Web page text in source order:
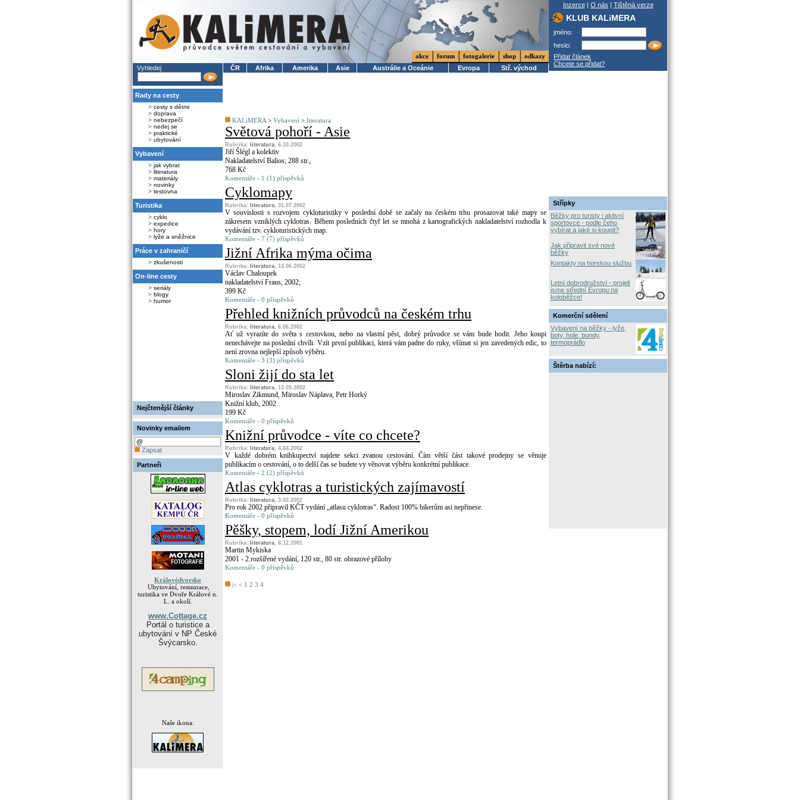
Vyhledej
Rady na cesty
> cesty s dětmi
> doprava
> nebezpečí
> nedej se
> praktické
> ubytování
Vybavení
> jak vybrat
> literatura
> materiály
> novinky
> testovna
Turistika
> cyklo
> expedice
> hory
> lyže a sněžnice
Práce v zahraničí
> zkušenosti
On-line cesty
> seriály
> blogy
> humor
Nejčtenější články
Novinky emailem
Zapsat
Partneři
Královédvorsko
Ubytování, restaurace,
turistika ve Dvoře Králové n.
L. a okolí.
www.Cottage.cz
Portál o turistice a
ubytování v NP České
Švýcarsko.
Naše ikona:
akce forum fotogalerie shop
odkazy
ČR
Afrika Amerika Asie Austrálie a Oceánie Evropa Stř. východ
KALiMERA > Vybavení > literatura
Světová pohoří - Asie
Rubrika: literatura, 6.10.2002
Jiří Šlégl a kolektiv
Nakladatelství Balios; 288 str.,
768 Kč
Komentáře - 1 (1) příspěvků
Cyklomapy
Rubrika: literatura, 31.07.2002
V souvislosti s rozvojem cykloturistiky v poslední době se začaly na českém trhu prosazovat také mapy se
zákresem vzniklých cyklotras. Během posledních čtyř let se mnohá z kartografických nakladatelství rozhodla k
vydávání tzv. cykloturistických map.
Komentáře - 7 (7) příspěvků
Jižní Afrika mýma očima
Rubrika: literatura, 13.06.2002
Václav Chaloupek
nakladatelství Fraus, 2002;
399 Kč
Komentáře - 0 příspěvků
Přehled knižních průvodců na českém trhu
Rubrika: literatura, 6.06.2002
Ať už vyrazíte do světa s cestovkou, nebo na vlastní pěst, dobrý průvodce se vám bude hodit. Jeho koupi
nenechávejte na poslední chvíli. Vzít první publikaci, která vám padne do ruky, všímat si jen zavedených edic, to
není zrovna nejlepší způsob výběru.
Komentáře - 3 (3) příspěvků
Sloni žijí do sta let
Rubrika: literatura, 13.05.2002
Miroslav Zikmund, Miroslav Náplava, Petr Horký
Knižní klub, 2002
199 Kč
Komentáře - 0 příspěvků
Knižní průvodce - víte co chcete?
Rubrika: literatura, 4.04.2002
V každé dobrém knihkupectví najdete sekci zvanou cestování. Čím větší část takové prodejny se věnuje
publikacím o cestování, o to delší čas se budete vy věnovat výběru konkrétní publikace.
Komentáře - 2 (2) příspěvků
Atlas cyklotras a turistických zajímavostí
Rubrika: literatura, 3.02.2002
Pro rok 2002 připravil KČT vydání „atlasu cyklotras“. Radost 100% bikerům asi nepřinese.
Komentáře - 0 příspěvků
Pěšky, stopem, lodí Jižní Amerikou
Rubrika: literatura, 8.12.2001
Martin Mykiska
2001 - 2.rozšířené vydání, 120 str., 80 str. obrazové přílohy
Komentáře - 0 příspěvků
|< < 1 2 3 4
Inzerce| O nás | Tištěná verze
KLUB KALiMERA
jméno:
heslo:
Přidat článek
Chcete se přidat?
Střípky
Běžky pro turisty i aktivní
sportovce - podle čeho
vybírat a jaké si koupit?
Jak připravit své nové
běžky
Kontakty na horskou službu
Letní dobrodružství - projeli
jsme střední Evropu na
koloběžce!
Komerční sdělení
Vybavení na běžky - lyže,
boty, hole, bundy,
termoprádlo
Štěrba nabízí: